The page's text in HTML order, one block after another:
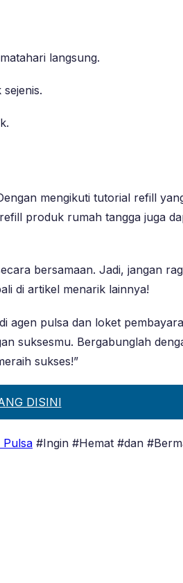
langsung.
mengikuti tutorial refill
produk rumah tangga juga
bersamaan. Jadi, jangan
di artikel menarik lainnya!
agen pulsa dan loket
suksesmu. Bergabunglah
sukses!”
DISINI
#Ingin #Hemat #dan